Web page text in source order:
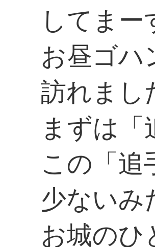
してまー
お昼ゴハ
訪れまし
まずは
この「追
少ないみ
お城のひ